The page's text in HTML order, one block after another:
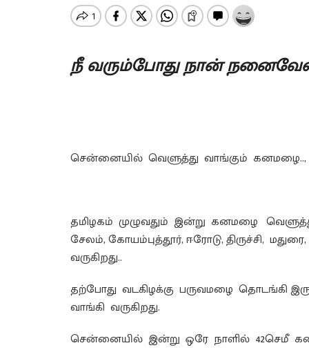
நீ வரும்போது நான்
சென்னையில் வெளுத்து வாங்கும் கனமழை..,
தமிழகம் முழுவதும் இன்று கனமழை
சேலம், கோயம்புத்தூர், ஈரோடு, திருச்சி,
வருகிறது..
தற்போது வடகிழக்கு பருவமழை தொடங்கி
வாங்கி வருகிறது.
சென்னையில் இன்று ஒரே நாளில் 42செமீ